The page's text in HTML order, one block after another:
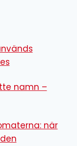
namn –
när